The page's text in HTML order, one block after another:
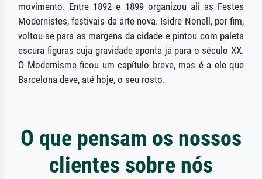
movimento. Entre 1892 e 1899 organizou ali as Festes
Modernistes, festivais da arte nova. Isidre Nonell, por fim,
voltou-se para as margens da cidade e pintou com paleta
escura figuras cuja gravidade aponta já para o século XX.
O Modernisme ficou um capítulo breve, mas é a ele que
Barcelona deve, até hoje, o seu rosto.
O que pensam os nossos
clientes sobre nós